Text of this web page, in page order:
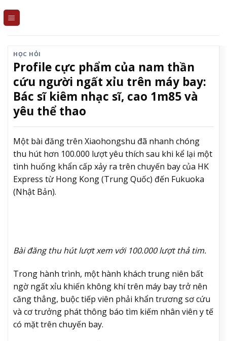
HỌC HỎI
Profile cực phẩm của nam thần
cứu người ngất xỉu trên máy bay:
Bác sĩ kiêm nhạc sĩ, cao 1m85 và
yêu thể thao
Một bài đăng trên Xiaohongshu đã nhanh chóng
thu hút hơn 100.000 lượt yêu thích sau khi kể lại một
tình huống khẩn cấp xảy ra trên chuyến bay của HK
Express từ Hong Kong (Trung Quốc) đến Fukuoka
(Nhật Bản).
Bài đăng thu hút lượt xem với 100.000 lượt thả tim.
Trong hành trình, một hành khách trung niên bất
ngờ ngất xỉu khiến không khí trên máy bay trở nên
căng thẳng, buộc tiếp viên phải khẩn trương sơ cứu
và cơ trưởng phát thông báo tìm kiếm nhân viên y tế
có mặt trên chuyến bay.